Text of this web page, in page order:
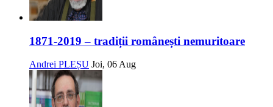
1871-2019 – tradiții românești nemuritoare
Andrei PLEȘU Joi, 06 Aug